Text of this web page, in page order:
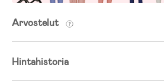
Arvostelut
Hintahistoria